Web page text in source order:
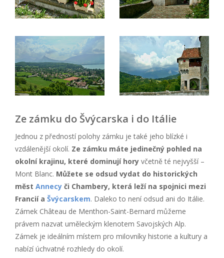
Ze zámku do Švýcarska i do Itálie
Jednou z předností polohy zámku je také jeho blízké i
vzdálenější okolí. Ze zámku máte jedinečný pohled na
okolní krajinu, které dominují hory včetně té nejvyšší –
Mont Blanc. Můžete se odsud vydat do historických
měst Annecy či Chambery, která leží na spojnici mezi
Francií a Švýcarskem. Daleko to není odsud ani do Itálie.
Zámek Château de Menthon-Saint-Bernard můžeme
právem nazvat uměleckým klenotem Savojských Alp.
Zámek je ideálním místem pro milovníky historie a kultury a
nabízí úchvatné rozhledy do okolí.